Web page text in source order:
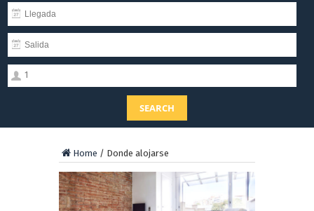
1
SEARCH
Home / Donde alojarse